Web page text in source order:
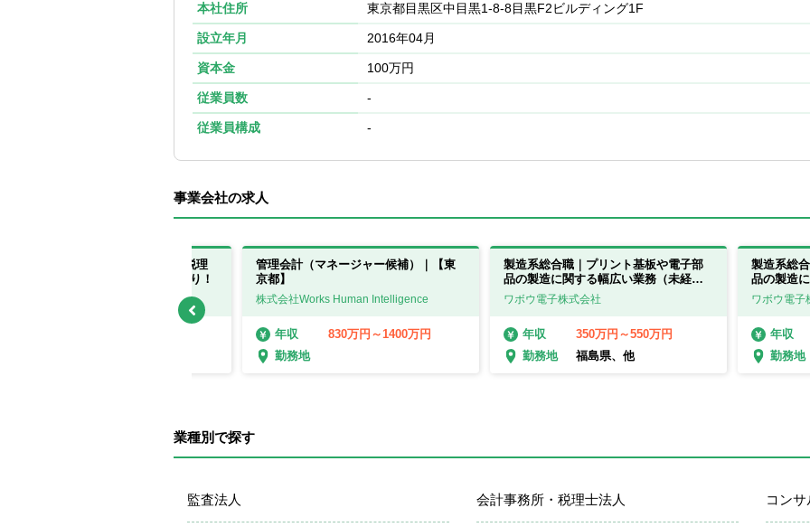
本社住所 東京都目黒区中目黒1-8-8目黒F2ビルディング1F
設立年月 2016年04月
資本金 100万円
従業員数 -
従業員構成 -
事業会社の求人
管理会計（部長候補）★会計士・税理
士OK！／リモート・フレックスあり！
株式会社Works Human Intelligence
管理会計（マネージャー候補）｜【東
京都】
株式会社Works Human Intelligence
年収
830万円～1400万円
勤務地
製造系総合職｜プリント基板や電子部
品の製造に関する幅広い業務（未経験
可）【福島県・滋賀県】
ワボウ電子株式会社
年収
350万円～550万円
勤務地
福島県、他
製造系総
品の製造
可）【福
ワボウ電子
年収
勤務地
業種別で探す
監査法人 会計事務所・税理士法人 コン